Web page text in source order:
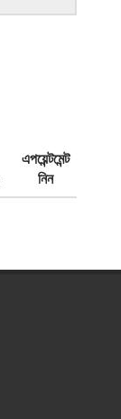
এপয়েন্টমেন্ট
নিন